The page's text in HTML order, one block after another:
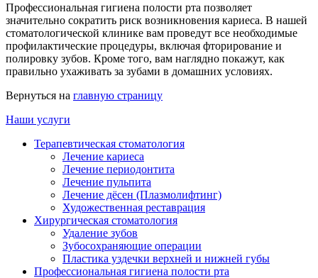
Профессиональная гигиена полости рта позволяет
значительно сократить риск возникновения кариеса. В нашей
стоматологической клинике вам проведут все необходимые
профилактические процедуры, включая фторирование и
полировку зубов. Кроме того, вам наглядно покажут, как
правильно ухаживать за зубами в домашних условиях.
Вернуться на главную страницу
Наши услуги
Терапевтическая стоматология
Лечение кариеса
Лечение периодонтита
Лечение пульпита
Лечение дёсен (Плазмолифтинг)
Художественная реставрация
Хирургическая стоматология
Удаление зубов
Зубосохраняющие операции
Пластика уздечки верхней и нижней губы
Профессиональная гигиена полости рта